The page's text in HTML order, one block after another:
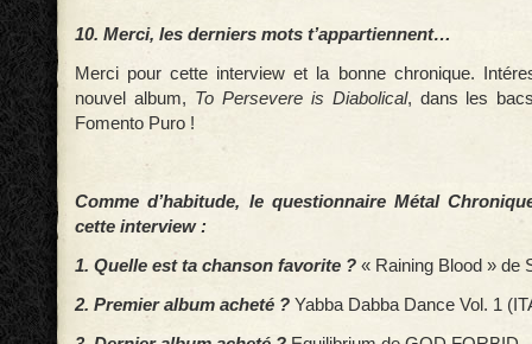
10. Merci, les derniers mots t’appartiennent…
Merci pour cette interview et la bonne chronique.
nouvel album, To Persevere is Diabolical, dans les
Fomento Puro !
Comme d’habitude, le questionnaire Métal
cette interview :
1. Quelle est ta chanson favorite ? « Raining Blood » de
2. Premier album acheté ? Yabba Dabba Dance Vol. 1